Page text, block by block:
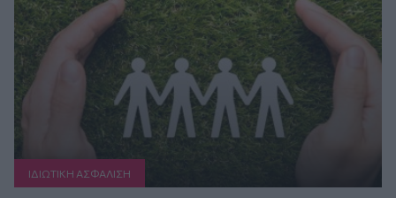
ΙΔΙΩΤΙΚΗ ΑΣΦAΛΙΣΗ